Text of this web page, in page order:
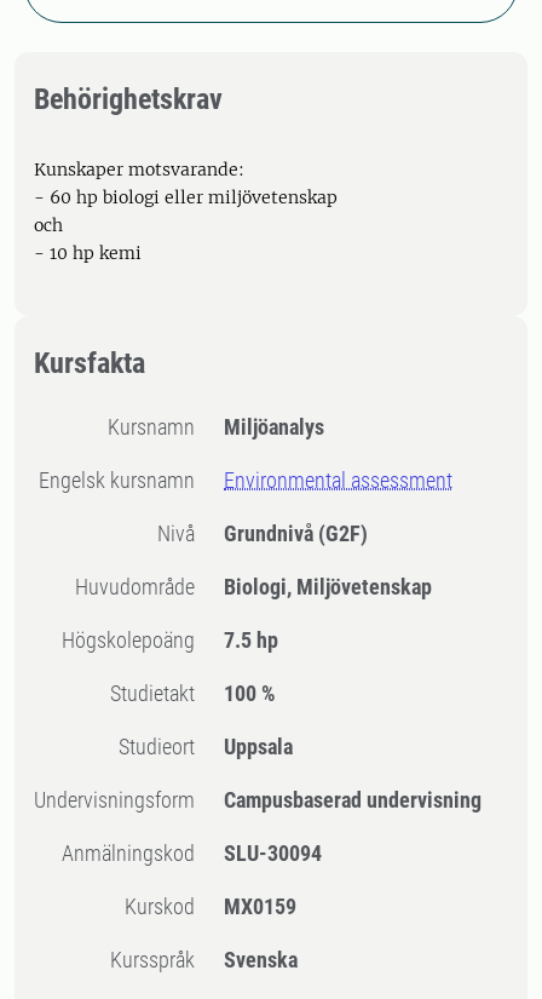
Behörighetskrav
Kunskaper motsvarande:
- 60 hp biologi eller miljövetenskap
och
- 10 hp kemi
Kursfakta
Kursnamn Miljöanalys
Engelsk kursnamn Environmental assessment
Nivå Grundnivå (G2F)
Huvudområde Biologi, Miljövetenskap
högskolepoäng 7.5 hp
Studietakt 100 %
Studieort Uppsala
Undervisningsform Campusbaserad undervisning
Anmälningskod SLU-30094
Kurskod MX0159
Kursspråk Svenska